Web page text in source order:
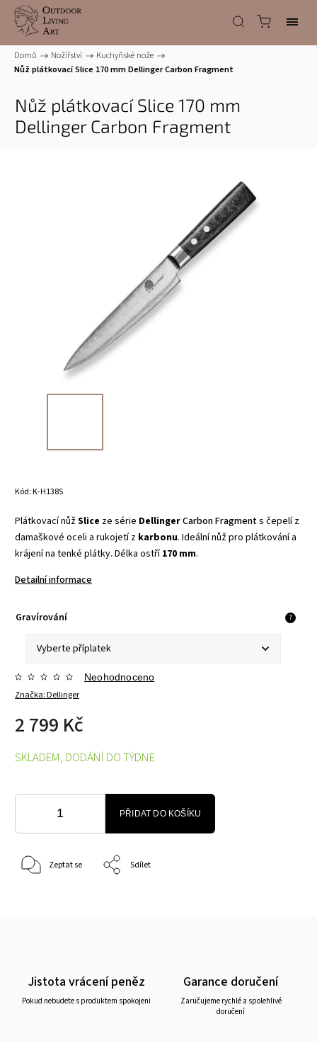
Domů / Nožířství / Kuchyňské nože /
Nůž plátkovací Slice 170 mm Dellinger Carbon Fragment
Nůž plátkovací Slice 170 mm
Dellinger Carbon Fragment
Kód:K-H138S
Plátkovací nůžSlice ze série DellingerCarbon Fragment s čepelí z
damaškové oceli a rukojetí z karbonu. Ideální nůž pro plátkování a
krájení na tenké plátky. Délka ostří170 mm.
Detailní informace
Gravírování ?
Značka:Dellinger
Neohodnoceno
2 799 Kč
SKLADEM, DODÁNÍ DO TÝDNE
PŘIDAT DO KOŠÍKU
Zeptat se Sdílet
Jistota vrácení peněz
Pokud nebudete s produktem spokojeni
Garance doručení
Zaručujeme rychlé a spolehlivé
doručení